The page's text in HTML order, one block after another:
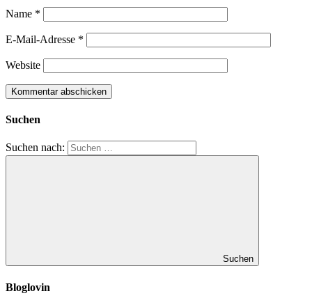
Name *
E-Mail-Adresse *
Website
Suchen
Suchen nach:
Suchen
Bloglovin